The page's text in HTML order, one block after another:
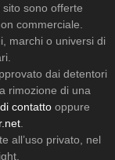
sono offerte
commerciale.
marchi o universi di
dai detentori
rimozione di una
contatto oppure
.
all’uso privato, nel